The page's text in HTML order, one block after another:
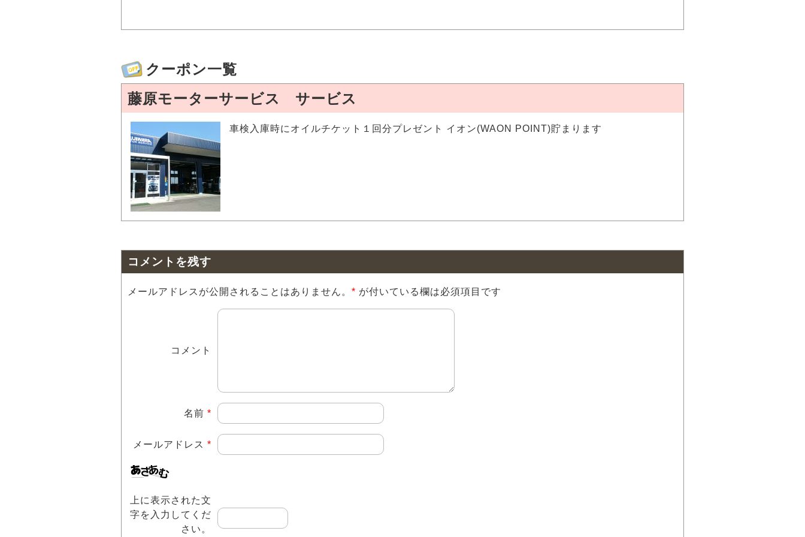
クーポン一覧
藤原モーターサービス サービス
車検入庫時にオイルチケット１回分プレゼント イオン(WAON POINT)貯まります
コメントを残す
メールアドレスが公開されることはありません。 * が付いている欄は必須項目です
コメント
名前 *
メールアドレス *
上に表示された文
字を入力してくだ
さい。